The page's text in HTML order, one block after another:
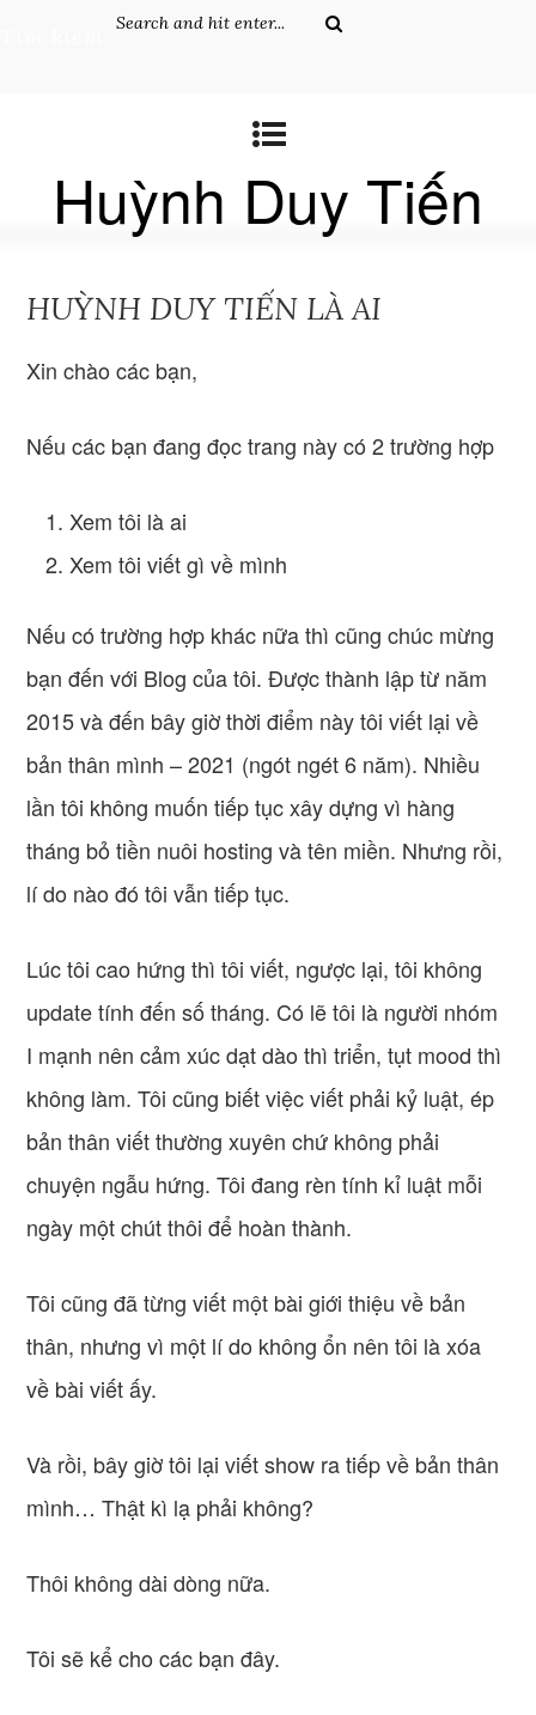
Huỳnh Duy Tiến
HUỲNH DUY TIẾN LÀ AI
Xin chào các bạn,
Nếu các bạn đang đọc trang này có 2 trường hợp
Xem tôi là ai
Xem tôi viết gì về mình
Nếu có trường hợp khác nữa thì cũng chúc mừng
bạn đến với Blog của tôi. Được thành lập từ năm
2015 và đến bây giờ thời điểm này tôi viết lại về
bản thân mình – 2021 (ngót ngét 6 năm). Nhiều
lần tôi không muốn tiếp tục xây dựng vì hàng
tháng bỏ tiền nuôi hosting và tên miền. Nhưng rồi,
lí do nào đó tôi vẫn tiếp tục.
Lúc tôi cao hứng thì tôi viết, ngược lại, tôi không
update tính đến số tháng. Có lẽ tôi là người nhóm
I mạnh nên cảm xúc dạt dào thì triển, tụt mood thì
không làm. Tôi cũng biết việc viết phải kỷ luật, ép
bản thân viết thường xuyên chứ không phải
chuyện ngẫu hứng. Tôi đang rèn tính kỉ luật mỗi
ngày một chút thôi để hoàn thành.
Tôi cũng đã từng viết một bài giới thiệu về bản
thân, nhưng vì một lí do không ổn nên tôi là xóa
về bài viết ấy.
Và rồi, bây giờ tôi lại viết show ra tiếp về bản thân
mình… Thật kì lạ phải không?
Thôi không dài dòng nữa.
Tôi sẽ kể cho các bạn đây.